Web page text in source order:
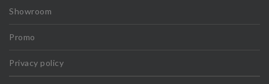
Showroom
Promo
Privacy policy